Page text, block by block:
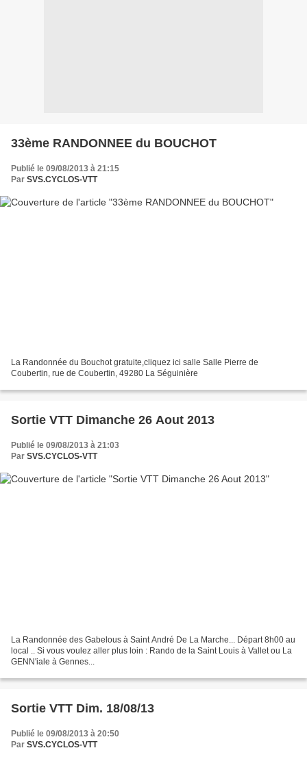
33ème RANDONNEE du BOUCHOT
Publié le 09/08/2013 à 21:15
Par SVS.CYCLOS-VTT
La Randonnée du Bouchot gratuite,cliquez ici salle Salle Pierre de
Coubertin, rue de Coubertin, 49280 La Séguinière
Sortie VTT Dimanche 26 Aout 2013
Publié le 09/08/2013 à 21:03
Par SVS.CYCLOS-VTT
La Randonnée des Gabelous à Saint André De La Marche... Départ 8h00 au
local .. Si vous voulez aller plus loin : Rando de la Saint Louis à Vallet ou La
GENN'iale à Gennes...
Sortie VTT Dim. 18/08/13
Publié le 09/08/2013 à 20:50
Par SVS.CYCLOS-VTT